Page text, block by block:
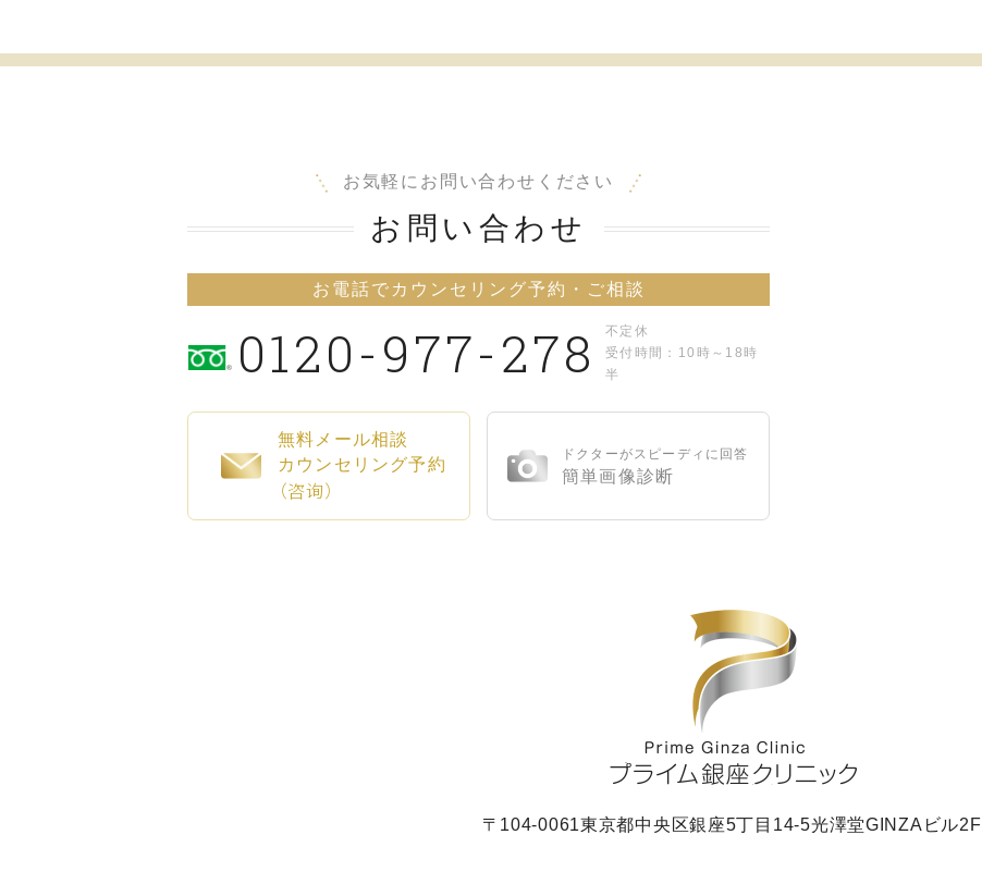
お気軽にお問い合わせください
お問い合わせ
お電話でカウンセリング予約・ご相談
0120-977-278
不定休
受付時間：10時～18時
半
無料メール相談
カウンセリング予約
（咨询）
ドクターがスピーディに回答
簡単画像診断
〒104-0061東京都中央区銀座5丁目14-5光澤堂GINZAビル2F